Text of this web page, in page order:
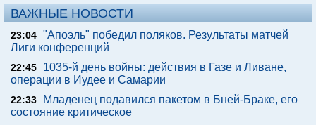
ВАЖНЫЕ НОВОСТИ
23:04 "Апоэль" победил поляков. Результаты матчей
Лиги конференций
22:45
1035-й день войны: действия в Газе и Ливане,
операции в Иудее и Самарии
22:33
Младенец подавился пакетом в Бней-Браке, его
состояние критическое